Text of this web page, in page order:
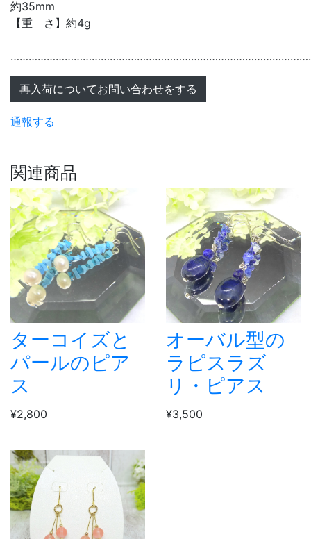
約35mm
【重 さ】約4g
再入荷についてお問い合わせをする
通報する
関連商品
ターコイズと
パールのピア
ス
¥2,800
オーバル型の
ラピスラズ
リ・ピアス
¥3,500